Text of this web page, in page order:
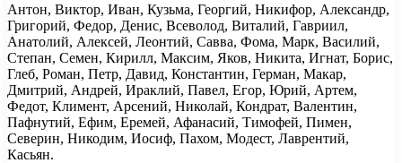
Антон, Виктор, Иван, Кузьма, Георгий, Никифор, Александр,
Григорий, Федор, Денис, Всеволод, Виталий, Гавриил,
Анатолий, Алексей, Леонтий, Савва, Фома, Марк, Василий,
Степан, Семен, Кирилл, Максим, Яков, Никита, Игнат, Борис,
Глеб, Роман, Петр, Давид, Константин, Герман, Макар,
Дмитрий, Андрей, Ираклий, Павел, Егор, Юрий, Артем,
Федот, Климент, Арсений, Николай, Кондрат, Валентин,
Пафнутий, Ефим, Еремей, Афанасий, Тимофей, Пимен,
Северин, Никодим, Иосиф, Пахом, Модест, Лаврентий,
Касьян.